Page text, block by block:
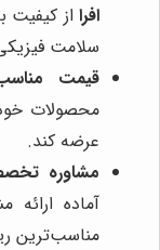
افرا از کیفیت
سلامت
قیمت
محصولات خود
عرضه کند.
مشاوره
آماده
مناسب‌ترین